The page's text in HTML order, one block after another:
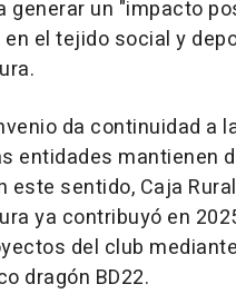
generar un "impacto
en el tejido social y
da continuidad a
entidades mantienen
este sentido, Caja
ya contribuyó en
del club
dragón BD22.